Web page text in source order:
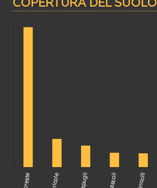
COPERTURA DEL SUOLO